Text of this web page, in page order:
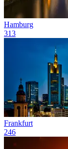
Hamburg
313
Frankfurt
246